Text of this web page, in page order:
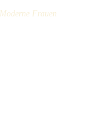
Frauen